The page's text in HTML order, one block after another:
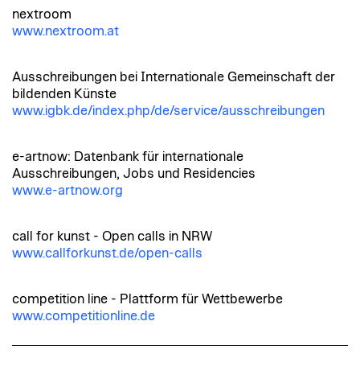
nextroom
www.nextroom.at
Ausschreibungen bei Internationale Gemeinschaft der
bildenden Künste
www.igbk.de/index.php/de/service/ausschreibungen
e-artnow: Datenbank für internationale
Ausschreibungen, Jobs und Residencies
www.e-artnow.org
call for kunst - Open calls in NRW
www.callforkunst.de/open-calls
competition line - Plattform für Wettbewerbe
www.competitionline.de